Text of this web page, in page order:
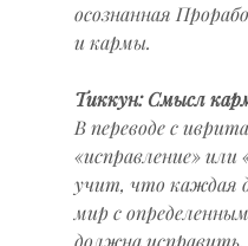
осознанная
и кармы.
Тиккун: Смысл
В переводе с
«исправление»
учит, что каждая
мир с
должна